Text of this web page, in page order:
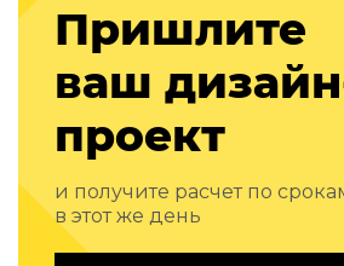
Подбор, производство и
Декор
По типу
Для кухни
Зеркала
Вентиляторы
Ковры
Пришлите
ваш
проект
и получите расчет по
в этот же день